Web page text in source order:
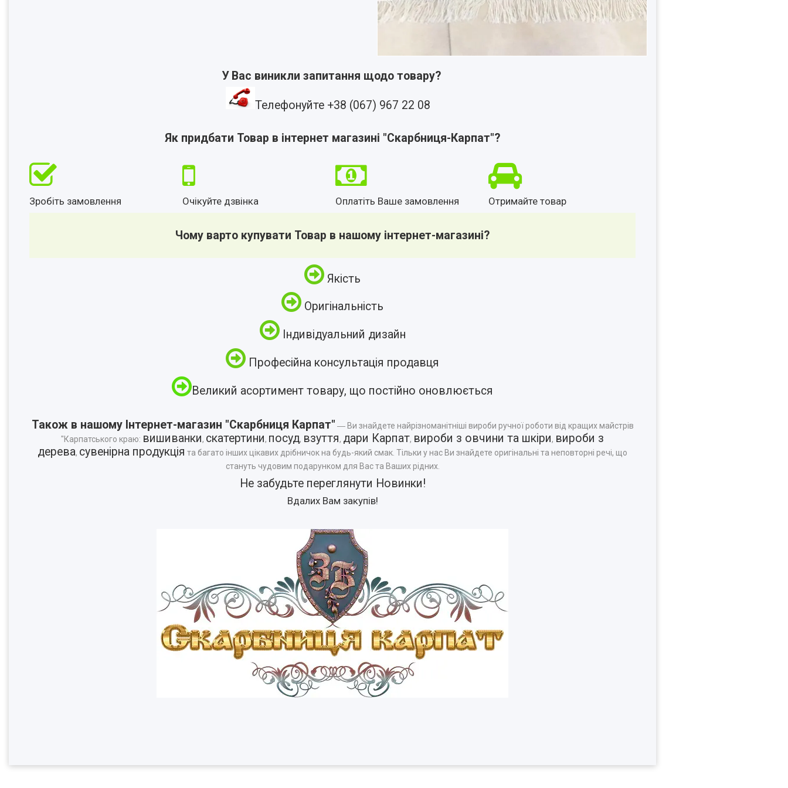
У Вас виникли запитання щодо товару?
Телефонуйте +38 (067) 967 22 08
Як придбати Товар в інтернет магазині "Скарбниця-Карпат"?
Зробіть замовлення Очікуйте дзвінка Оплатіть Ваше замовлення Отримайте товар
Чому варто купувати Товар в нашому інтернет-магазині?
Якість
Оригінальність
Індивідуальний дизайн
Професійна консультація продавця
Великий асортимент товару, що постійно оновлюється
Також в нашому Інтернет-магазин "Скарбниця Карпат" ― Ви знайдете найрізноманітніші вироби ручної роботи від кращих майстрів
"Карпатського краю: вишиванки, скатертини, посуд, взуття, дари Карпат, вироби з овчини та шкіри, вироби з
дерева, сувенірна продукція та багато інших цікавих дрібничок на будь-який смак. Тільки у нас Ви знайдете оригінальні та неповторні речі, що
стануть чудовим подарунком для Вас та Ваших рідних.
Не забудьте переглянути Новинки!
Вдалих Вам закупів!